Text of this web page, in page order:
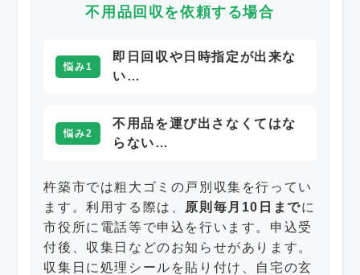
不用品回収を依頼する場合
悩み1
即日回収や日時指定が出来な
い…
悩み2
不用品を運び出さなくてはな
らない…
杵築市では粗大ゴミの戸別収集を行ってい
ます。利用する際は、 原則毎月10日までに
市役所に電話等で申込を行います。申込受
付後、収集日などのお知らせがあります。
収集日に処理シールを貼り付け、自宅の玄